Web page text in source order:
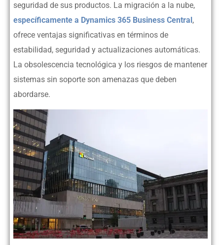
seguridad de sus productos. La migración a la nube,
específicamente a Dynamics 365 Business Central ,
ofrece ventajas significativas en términos de
estabilidad, seguridad y actualizaciones automáticas.
La obsolescencia tecnológica y los riesgos de mantener
sistemas sin soporte son amenazas que deben
abordarse.